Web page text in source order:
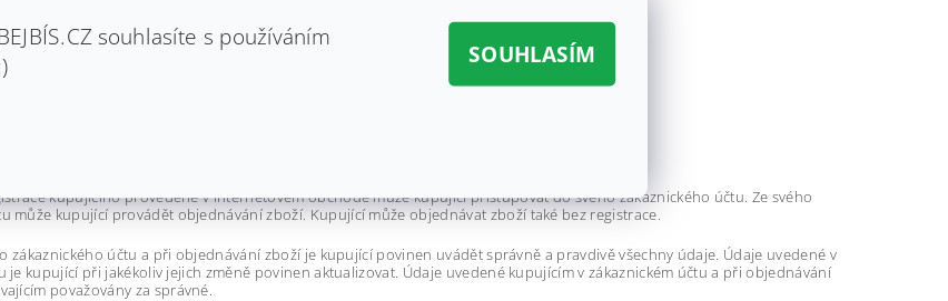
ÚČET
kupujícího provedené v internetovém obchodě může kupující přistupovat do svého zákaznického účtu. Ze svého
může kupující provádět objednávání zboží. Kupující může objednávat zboží také bez registrace.
zákaznického účtu a při objednávání zboží je kupující povinen uvádět správně a pravdivě všechny údaje. Údaje uvedené v
je kupující při jakékoliv jejich změně povinen aktualizovat. Údaje uvedené kupujícím v zákaznickém účtu a při objednávání
považovány za správné.
souhlasíte s používáním
SOUHLASÍM